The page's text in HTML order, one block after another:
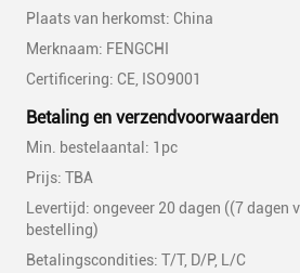
Plaats van herkomst: China
Merknaam: FENGCHI
Certificering: CE, ISO9001
Betaling en verzendvoorwaarden
Min. bestelaantal: 1pc
Prijs: TBA
Levertijd: ongeveer 20 dagen ((7 dagen
bestelling)
Betalingscondities: T/T, D/P, L/C